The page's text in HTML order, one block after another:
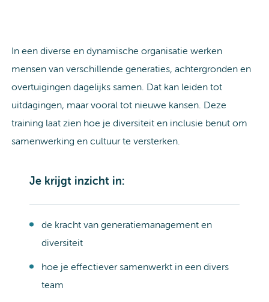
In een diverse en dynamische organisatie werken
mensen van verschillende generaties, achtergronden en
overtuigingen dagelijks samen. Dat kan leiden tot
uitdagingen, maar vooral tot nieuwe kansen. Deze
training laat zien hoe je diversiteit en inclusie benut om
samenwerking en cultuur te versterken.
Je krijgt inzicht in:
de kracht van generatiemanagement en
diversiteit
hoe je effectiever samenwerkt in een divers
team